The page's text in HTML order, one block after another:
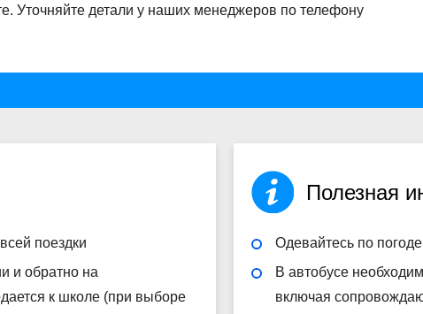
Уточняйте детали у наших менеджеров по телефону
поездки
и обратно на
к школе (при выборе
Полезная
Одевайтесь по погоде
В автобусе
включая